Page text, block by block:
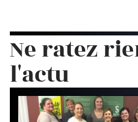
Ne ratez
l'actu